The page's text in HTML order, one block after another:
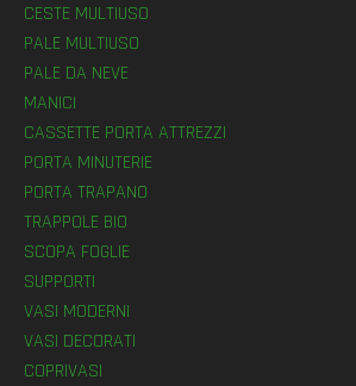
CESTE MULTIUSO
PALE MULTIUSO
PALE DA NEVE
MANICI
CASSETTE PORTA ATTREZZI
PORTA MINUTERIE
PORTA TRAPANO
TRAPPOLE BIO
SCOPA FOGLIE
SUPPORTI
VASI MODERNI
VASI DECORATI
COPRIVASI